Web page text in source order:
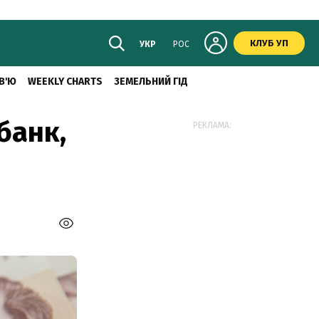
УКР РОС КЛУБ УП
WEEKLY CHARTS ЗЕМЕЛЬНИЙ ГІД
РЕКЛАМА: